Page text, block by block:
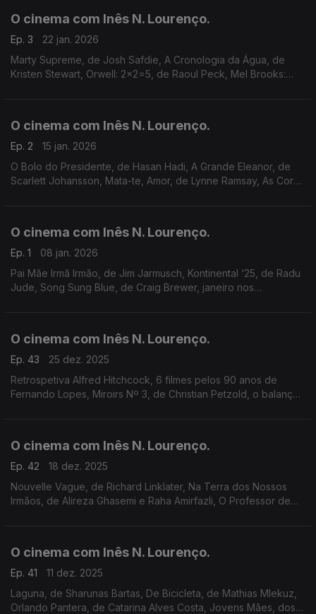
O cinema com Inês N. Lourenço.
Ep. 3
22 jan. 2026
Marty Supreme, de Josh Safdie, A Cronologia da Água, de
Kristen Stewart, Orwell: 2x2=5, de Raoul Peck, Mel Brooks:
O cinema com Inês N. Lourenço.
Ep. 2
15 jan. 2026
O Bolo do Presidente, de Hasan Hadi, A Grande Eleanor, de
Scarlett Johansson, Mata-te, Amor, de Lynne Ramsay, As Cores
O cinema com Inês N. Lourenço.
Ep. 1
08 jan. 2026
Pai Mãe Irmã Irmão, de Jim Jarmusch, Kontinental ‘25, de Radu
Jude, Song Sung Blue, de Craig Brewer, janeiro nos
O cinema com Inês N. Lourenço.
Ep. 43
25 dez. 2025
Retrospetiva Alfred Hitchcock, 6 filmes pelos 90 anos de
Fernando Lopes, Miroirs Nº 3, de Christian Petzold, o balanço
O cinema com Inês N. Lourenço.
Ep. 42
18 dez. 2025
Nouvelle Vague, de Richard Linklater, Na Terra dos Nossos
Irmãos, de Alireza Ghasemi e Raha Amirfazli, O Professor de
O cinema com Inês N. Lourenço.
Ep. 41
11 dez. 2025
Laguna, de Sharunas Bartas, De Bicicleta, de Mathias Mlekuz,
Orlando Pantera, de Catarina Alves Costa, Jovens Mães, dos